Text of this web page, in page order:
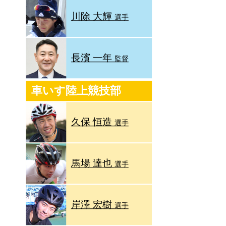
川除 大輝 選手
長濱 一年 監督
車いす陸上競技部
久保 恒造 選手
馬場 達也 選手
岸澤 宏樹 選手